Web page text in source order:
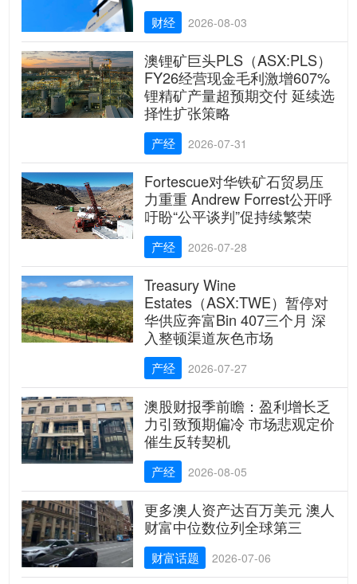
财经 2026-08-03
澳锂矿巨头PLS（ASX:PLS）
FY26经营现金毛利激增607%
锂精矿产量超预期交付 延续选
择性扩张策略
产经 2026-07-31
Fortescue对华铁矿石贸易压
力重重 Andrew Forrest公开呼
吁盼“公平谈判”促持续繁荣
产经 2026-07-28
Treasury Wine
Estates（ASX:TWE）暂停对
华供应奔富Bin 407三个月 深
入整顿渠道灰色市场
产经 2026-07-27
澳股财报季前瞻：盈利增长乏
力引致预期偏冷 市场悲观定价
催生反转契机
产经 2026-08-05
更多澳人资产达百万美元 澳人
财富中位数位列全球第三
财富话题 2026-07-06